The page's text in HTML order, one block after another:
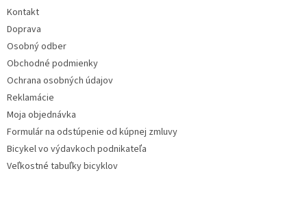
Kontakt
Doprava
Osobný odber
Obchodné podmienky
Ochrana osobných údajov
Reklamácie
Moja objednávka
Formulár na odstúpenie od kúpnej zmluvy
Bicykel vo výdavkoch podnikateľa
Veľkostné tabuľky bicyklov